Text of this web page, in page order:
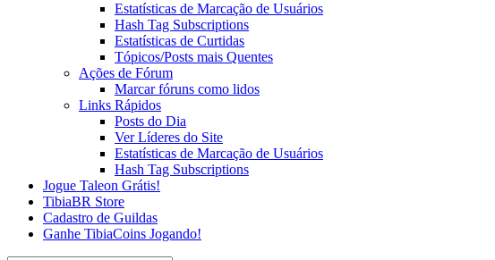
Estatísticas de Marcação de Usuários
Hash Tag Subscriptions
Estatísticas de Curtidas
Tópicos/Posts mais Quentes
Ações de Fórum
Marcar fóruns como lidos
Links Rápidos
Posts do Dia
Ver Líderes do Site
Estatísticas de Marcação de Usuários
Hash Tag Subscriptions
Jogue Taleon Grátis!
TibiaBR Store
Cadastro de Guildas
Ganhe TibiaCoins Jogando!